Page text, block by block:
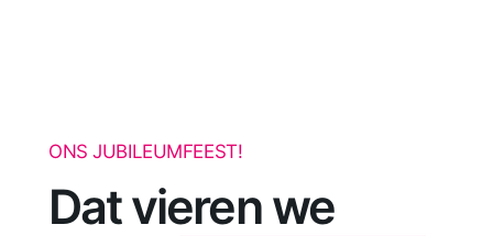
MENU
ONS JUBILEUMFEEST!
Dat vieren we